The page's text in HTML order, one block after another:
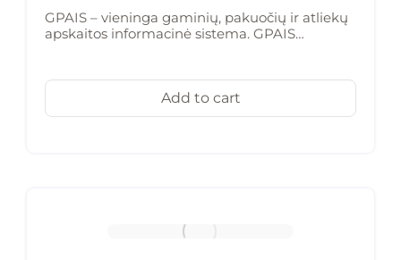
GPAIS – vieninga gaminių, pakuočių ir atliekų
apskaitos informacinė sistema. GPAIS…
Add to cart